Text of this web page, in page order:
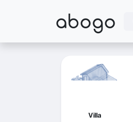
abogo
Villa